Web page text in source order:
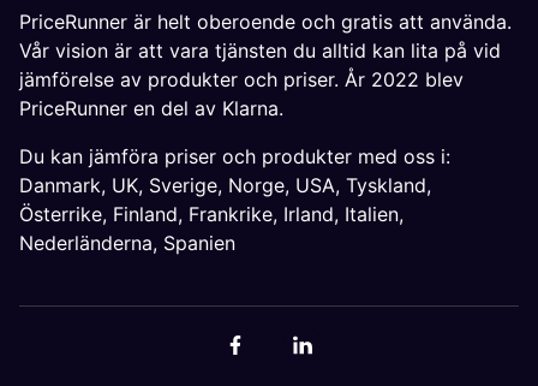
PriceRunner är helt oberoende och gratis att använda.
Vår vision är att vara tjänsten du alltid kan lita på vid
jämförelse av produkter och priser. År 2022 blev
PriceRunner en del av Klarna.
Du kan jämföra priser och produkter med oss i:
Danmark, UK, Sverige, Norge, USA, Tyskland,
Österrike, Finland, Frankrike, Irland, Italien,
Nederländerna, Spanien